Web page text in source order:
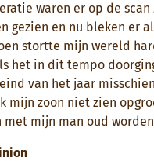
waren er op de scan
gezien en nu bleken er al
stortte mijn wereld
het in dit tempo
van het jaar
mijn zoon niet zien
met mijn man oud